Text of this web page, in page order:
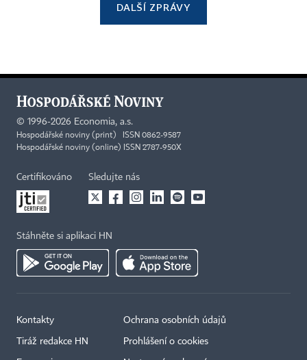
DALŠÍ ZPRÁVY
© 1996-2026 Economia, a.s.
Hospodářské noviny (print) ISSN 0862-9587
Hospodářské noviny (online) ISSN 2787-950X
Certifikováno Sledujte nás
Stáhněte si aplikaci HN
Kontakty
Tiráž redakce HN
Ochrana osobních údajů
Prohlášení o cookies